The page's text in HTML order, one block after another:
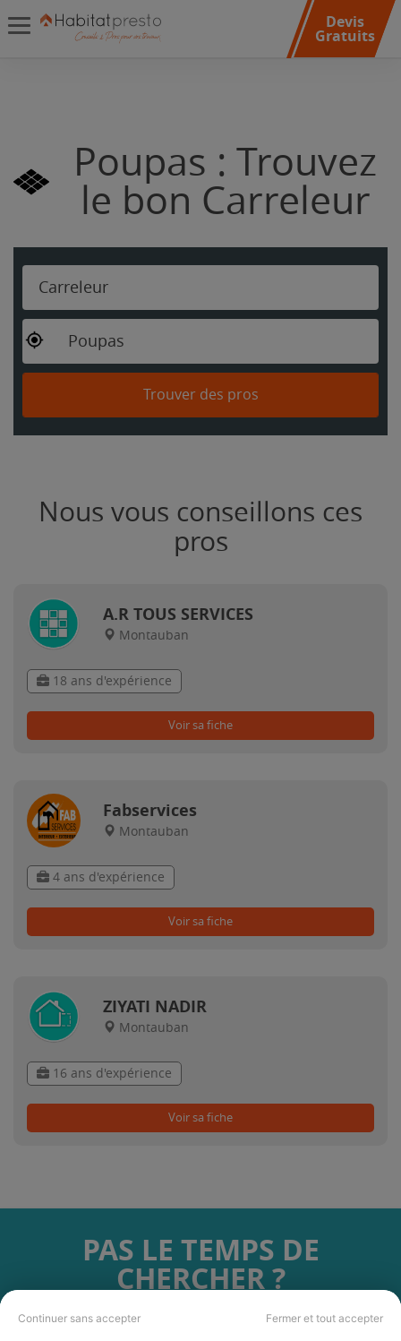
Continuer sans accepter Fermer et tout accepter
Devis
Gratuits
Poupas : Trouvez
le bon Carreleur
Carreleur
Poupas
Trouver des pros
Nous vous conseillons ces
pros
A.R TOUS SERVICES
Montauban
18 ans d'expérience
Voir sa fiche
Fabservices
Montauban
4 ans d'expérience
Voir sa fiche
ZIYATI NADIR
Montauban
16 ans d'expérience
Voir sa fiche
PAS LE TEMPS DE
CHERCHER ?
Vous souhaitez réaliser des travaux et ne savez quel professionnel